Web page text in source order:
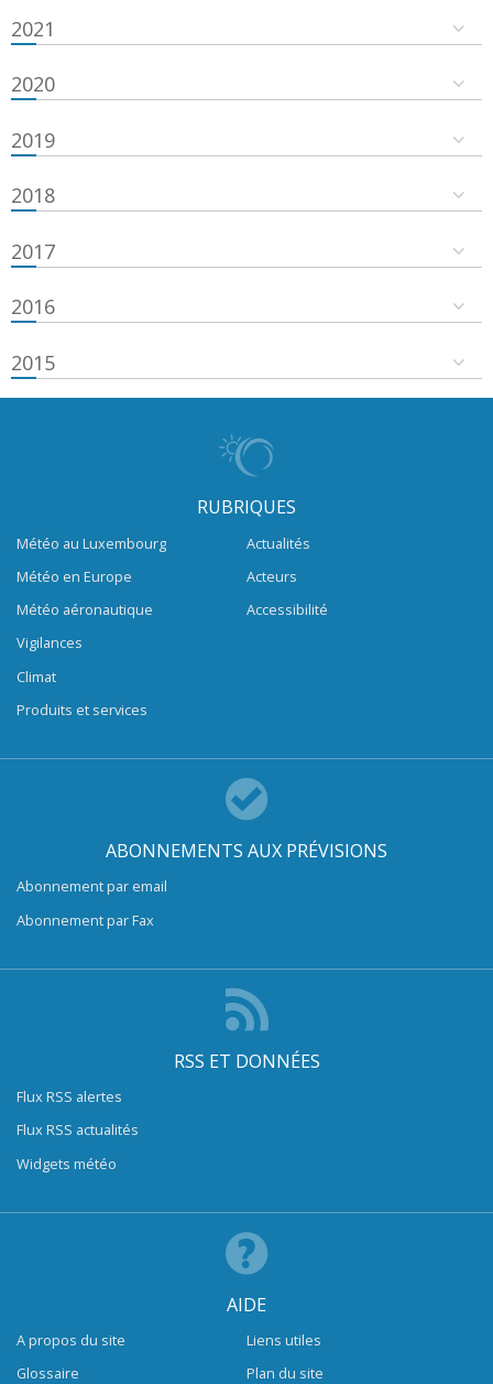
2021
2020
2019
2018
2017
2016
2015
RUBRIQUES
Météo au Luxembourg
Météo en Europe
Météo aéronautique
Vigilances
Climat
Produits et services
Actualités
Acteurs
Accessibilité
ABONNEMENTS AUX PRÉVISIONS
Abonnement par email
Abonnement par Fax
RSS ET DONNÉES
Flux RSS alertes
Flux RSS actualités
Widgets météo
AIDE
A propos du site
Glossaire
Liens utiles
Plan du site